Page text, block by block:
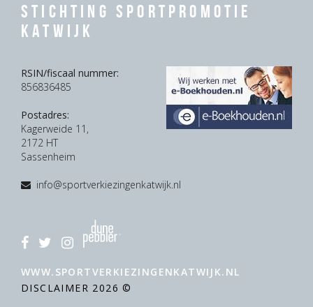
Stichting Sportpromotie
Katwijk
RSIN/fiscaal nummer:
856836485
Postadres:
Kagerweide 11,
2172 HT
Sassenheim
info@sportverkiezingenkatwijk.nl
WWW.SPORTVERKIEZINGENKATWIJK.NL
DISCLAIMER 2026 ©